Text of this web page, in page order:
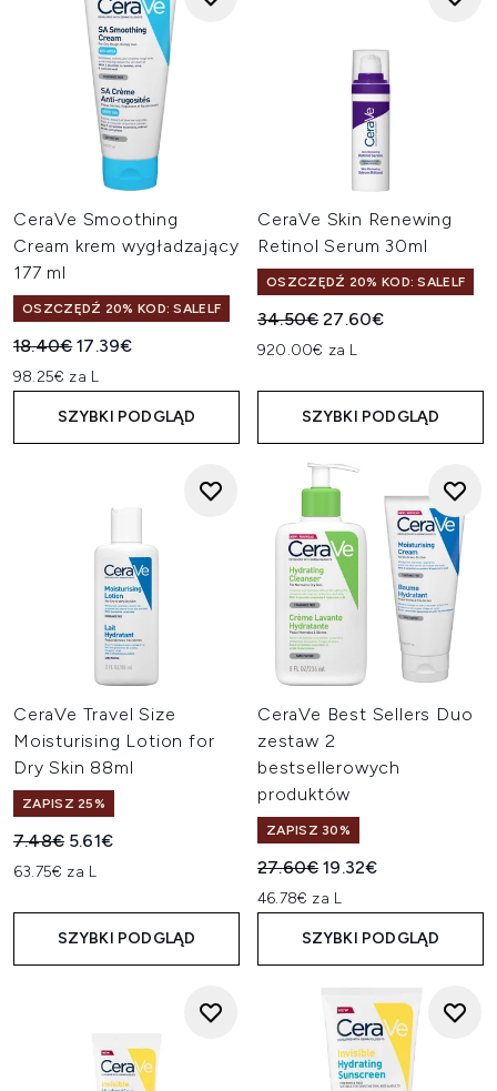
CeraVe Smoothing
Cream krem wygładzający
177 ml
OSZCZĘDŹ 20% KOD: SALELF
Sugerowana cena detaliczna:
18.40€Aktualna cena:
17.39€
98.25€ za L
SZYBKI PODGLĄD
CeraVe Skin Renewing
Retinol Serum 30ml
OSZCZĘDŹ 20% KOD: SALELF
Sugerowana cena
34.50€Aktualna cena:
27.60€
920.00€ za L
SZYBKI PODGLĄD
CeraVe Travel Size
Moisturising Lotion for
Dry Skin 88ml
ZAPISZ 25%
Sugerowana cena detaliczna:
7.48€ Aktualna cena:
5.61€
63.75€ za L
SZYBKI PODGLĄD
CeraVe Best Sellers Duo
zestaw 2
bestsellerowych
produktów
ZAPISZ 30%
Sugerowana cena
27.60€Aktualna cena:
19.32€
46.78€ za L
SZYBKI PODGLĄD